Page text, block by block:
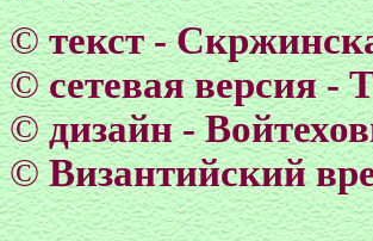
© текст -
©сетевая версия -
© дизайн -
© Византийский